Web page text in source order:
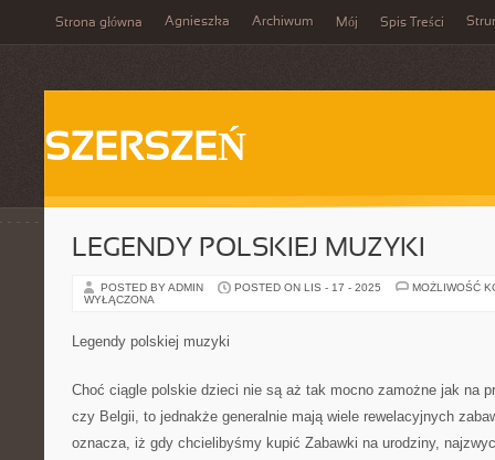
Strona główna Agnieszka Archiwum Mój Spis Treści
SZERSZEŃ
LEGENDY POLSKIEJ MUZYKI
POSTED BY ADMIN POSTED ON LIS - 17 - 2025
MOŻLIWOŚĆ
WYŁĄCZONA
Legendy polskiej muzyki
Choć ciągle polskie dzieci nie są aż tak mocno zamożne jak na
czy Belgii, to jednakże generalnie mają wiele rewelacyjnych
oznacza, iż gdy chcielibyśmy kupić Zabawki na urodziny,